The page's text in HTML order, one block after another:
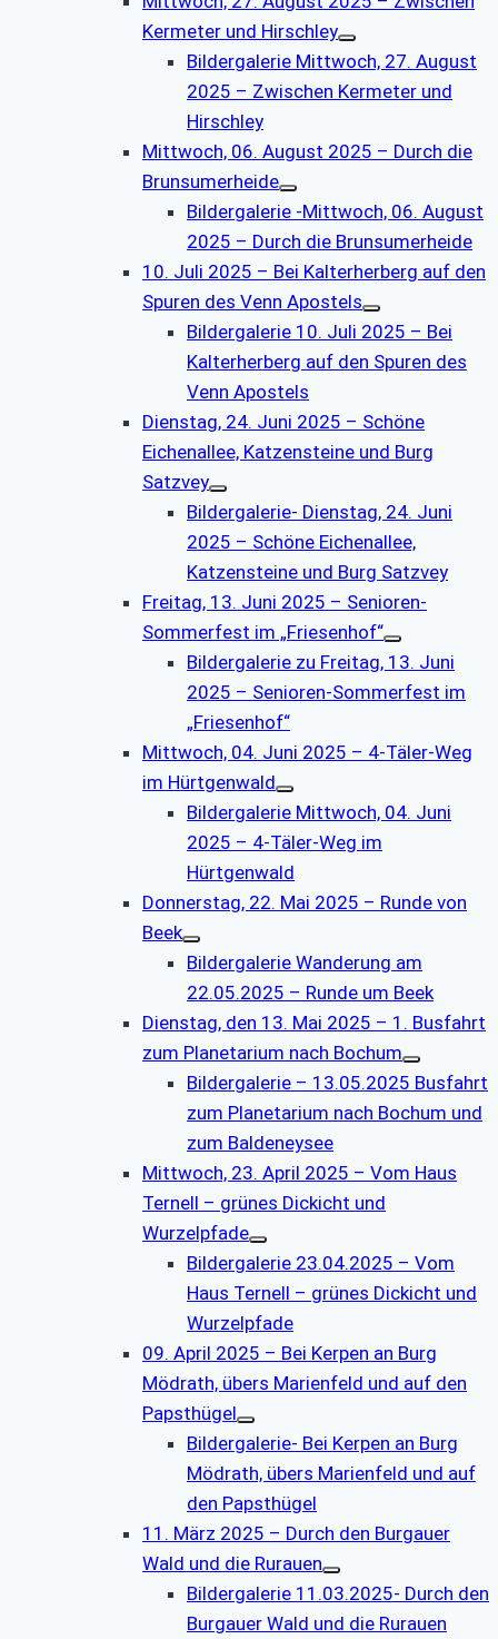
Kermeter und Hirschley
Bildergalerie Mittwoch, 27. August
2025 – Zwischen Kermeter und
Hirschley
Mittwoch, 06. August 2025 – Durch die
Brunsumerheide
Bildergalerie -Mittwoch, 06. August
2025 – Durch die Brunsumerheide
10. Juli 2025 – Bei Kalterherberg auf den
Spuren des Venn Apostels
Bildergalerie 10. Juli 2025 – Bei
Kalterherberg auf den Spuren des
Venn Apostels
Dienstag, 24. Juni 2025 – Schöne
Eichenallee, Katzensteine und Burg
Satzvey
Bildergalerie- Dienstag, 24. Juni
2025 – Schöne Eichenallee,
Katzensteine und Burg Satzvey
Freitag, 13. Juni 2025 – Senioren-
Sommerfest im „Friesenhof“
Bildergalerie zu Freitag, 13. Juni
2025 – Senioren-Sommerfest im
„Friesenhof“
Mittwoch, 04. Juni 2025 – 4-Täler-Weg
im Hürtgenwald
Bildergalerie Mittwoch, 04. Juni
2025 – 4-Täler-Weg im
Hürtgenwald
Donnerstag, 22. Mai 2025 – Runde von
Beek
Bildergalerie Wanderung am
22.05.2025 – Runde um Beek
Dienstag, den 13. Mai 2025 – 1. Busfahrt
zum Planetarium nach Bochum
Bildergalerie – 13.05.2025 Busfahrt
zum Planetarium nach Bochum und
zum Baldeneysee
Mittwoch, 23. April 2025 – Vom Haus
Ternell – grünes Dickicht und
Wurzelpfade
Bildergalerie 23.04.2025 – Vom
Haus Ternell – grünes Dickicht und
Wurzelpfade
09. April 2025 – Bei Kerpen an Burg
Mödrath, übers Marienfeld und auf den
Papsthügel
Bildergalerie- Bei Kerpen an Burg
Mödrath, übers Marienfeld und auf
den Papsthügel
11. März 2025 – Durch den Burgauer
Wald und die Rurauen
Bildergalerie 11.03.2025- Durch den
Burgauer Wald und die Rurauen